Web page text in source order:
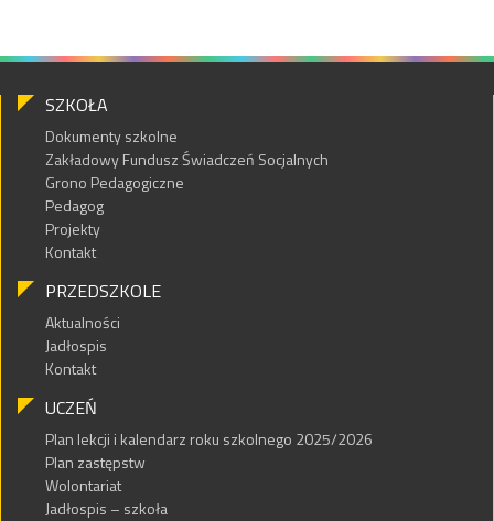
SZKOŁA
Dokumenty szkolne
Zakładowy Fundusz Świadczeń Socjalnych
Grono Pedagogiczne
Pedagog
Projekty
Kontakt
PRZEDSZKOLE
Aktualności
Jadłospis
Kontakt
UCZEŃ
Plan lekcji i kalendarz roku szkolnego 2025/2026
Plan zastępstw
Wolontariat
Jadłospis – szkoła